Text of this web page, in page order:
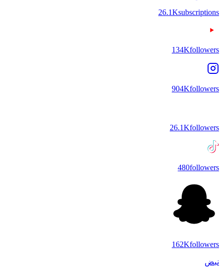
26.1Ksubscriptions
134Kfollowers
904Kfollowers
26.1Kfollowers
480followers
162Kfollowers
نبض